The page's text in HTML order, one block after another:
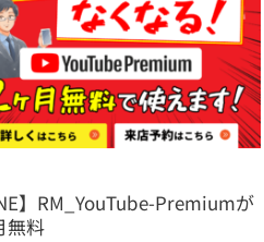
】RM_YouTube-Premiumが
無料